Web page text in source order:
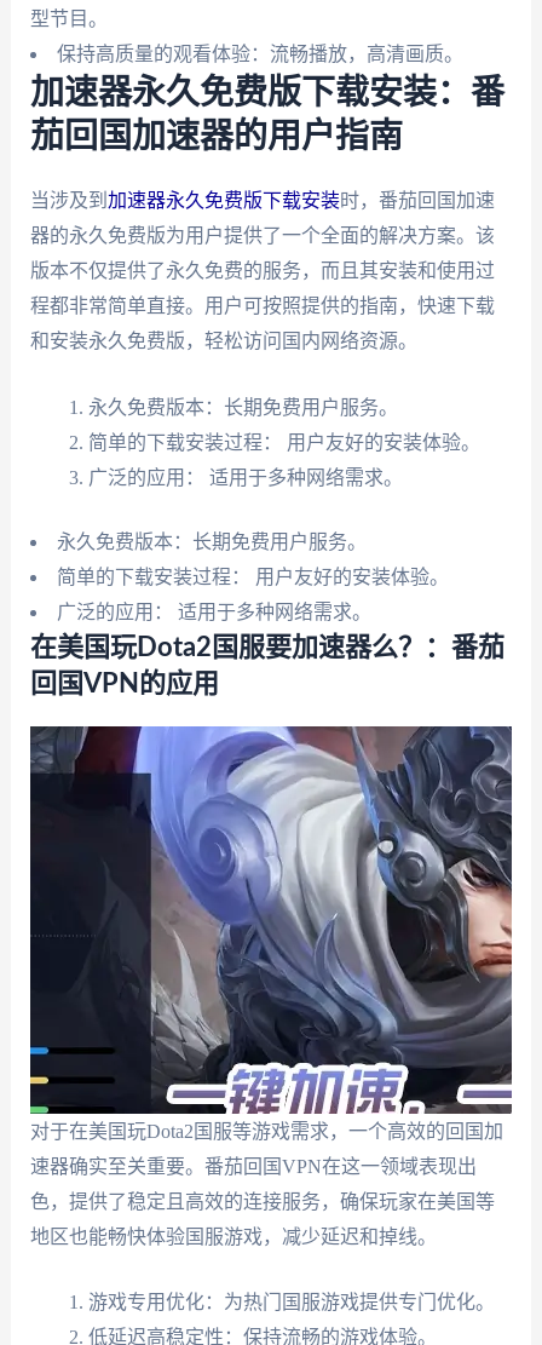
型节目。
保持高质量的观看体验：流畅播放，高清画质。
加速器永久免费版下载安装：番
茄回国加速器的用户指南
当涉及到 加速器永久免费版下载安装时，番茄回国加速
器的永久免费版为用户提供了一个全面的解决方案。该
版本不仅提供了永久免费的服务，而且其安装和使用过
程都非常简单直接。用户可按照提供的指南，快速下载
和安装永久免费版，轻松访问国内网络资源。
永久免费版本：长期免费用户服务。
简单的下载安装过程： 用户友好的安装体验。
广泛的应用： 适用于多种网络需求。
永久免费版本：长期免费用户服务。
简单的下载安装过程： 用户友好的安装体验。
广泛的应用： 适用于多种网络需求。
在美国玩Dota2国服要加速器么？：番茄
回国VPN的应用
对于在美国玩Dota2国服等游戏需求，一个高效的回国加
速器确实至关重要。番茄回国VPN在这一领域表现出
色，提供了稳定且高效的连接服务，确保玩家在美国等
地区也能畅快体验国服游戏，减少延迟和掉线。
游戏专用优化：为热门国服游戏提供专门优化。
低延迟高稳定性：保持流畅的游戏体验。